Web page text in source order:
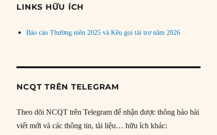
đề
LINKS HỮU ÍCH
Báo cáo Thường niên 2025 và Kêu gọi tài trợ năm 2026
NCQT TRÊN TELEGRAM
Theo dõi NCQT trên Telegram để nhận được thông báo bài
viết mới và các thông tin, tài liệu… hữu ích khác: